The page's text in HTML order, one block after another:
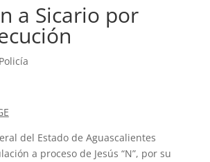
a Sicario por
Policía
del Estado de Aguascalientes
a proceso de Jesús “N”, por su